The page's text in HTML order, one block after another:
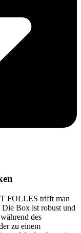
FOLLES trifft man
Die Box ist robust und
des
zu einem